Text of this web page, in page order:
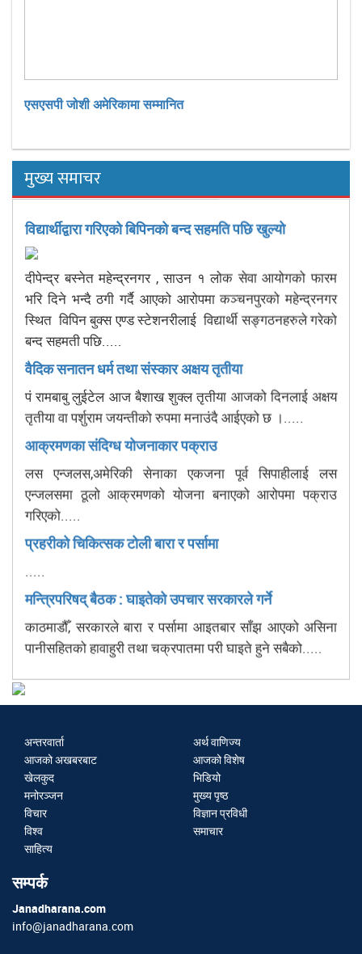
एसएसपी जोशी अमेरिकामा सम्मानित
मुख्य समाचर
विद्यार्थीद्वारा गरिएको बिपिनको बन्द सहमति पछि खुल्यो
दीपेन्द्र बस्नेत महेन्द्रनगर , साउन १ लोक सेवा आयोगको फारम
भरि दिने भन्दै ठगी गर्दै आएको आरोपमा कञ्चनपुरको महेन्द्रनगर
स्थित विपिन बुक्स एण्ड स्टेशनरीलाई विद्यार्थी सङ्गठनहरुले गरेको
बन्द सहमती पछि.....
वैदिक सनातन धर्म तथा संस्कार अक्षय तृतीया
पं रामबाबु लुईटेल आज बैशाख शुक्ल तृतीया आजको दिनलाई अक्षय
तृतीया वा पर्शुराम जयन्तीको रुपमा मनाउंदै आईएको छ ।.....
आक्रमणका संदिग्ध योजनाकार पक्राउ
लस एन्जलस,अमेरिकी सेनाका एकजना पूर्व सिपाहीलाई लस
एन्जलसमा ठूलो आक्रमणको योजना बनाएको आरोपमा पक्राउ
गरिएको.....
प्रहरीको चिकित्सक टोली बारा र पर्सामा
.....
मन्त्रिपरिषद् बैठक : घाइतेको उपचार सरकारले गर्ने
काठमाडौँ, सरकारले बारा र पर्सामा आइतबार साँझ आएको असिना
पानीसहितको हावाहुरी तथा चक्रपातमा परी घाइते हुने सबैको.....
अन्तरवार्ता
अर्थ वाणिज्य
आजको अखबरबाट
आजको विशेष
खेलकुद
भिडियो
मनोरञ्जन
मुख्य पृष्ठ
विचार
विज्ञान प्रविधी
विश्व
समाचार
साहित्य
सम्पर्क
Janadharana.com
info@janadharana.com